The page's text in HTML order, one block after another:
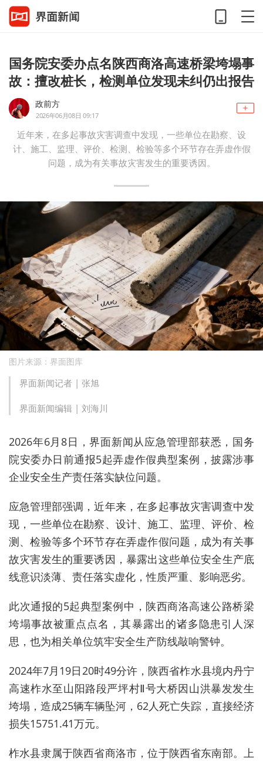
国务院安委办点名陕西商洛高速桥梁垮塌事
故：擅改桩长，检测单位发现未纠仍出报告
政前方
2026年06月08日 09:17
近年来，在多起事故灾害调查中发现，一些单位在勘察、设
计、施工、监理、评价、检测、检验等多个环节存在弄虚作假
问题，成为有关事故灾害发生的重要诱因。
图片来源：界面图库
界面新闻记者 | 张旭
界面新闻编辑 | 刘海川
2026年6月8日，界面新闻从应急管理部获悉，国务
院安委办日前通报5起弄虚作假典型案例，披露涉事
企业安全生产责任落实缺位问题。
应急管理部强调，近年来，在多起事故灾害调查中发
现，一些单位在勘察、设计、施工、监理、评价、检
测、检验等多个环节存在弄虚作假问题，成为有关事
故灾害发生的重要诱因，暴露出这些单位安全生产底
线意识淡薄、责任落实虚化，性质严重、影响恶劣。
此次通报的5起典型案例中，陕西商洛高速公路桥梁
垮塌事故被重点点名，其暴露出的诸多隐患引人深
思，也为相关单位筑牢安全生产防线敲响警钟。
2024年7月19日20时49分许 ， 陕西省柞水县境内丹宁
高速柞水至山阳路段严坪村Ⅱ号大桥因山洪暴发发生
垮塌，造成25辆车辆坠河，62人死亡失踪，直接经济
损失15751.41万元。
柞水县隶属于陕西省商洛市，位于陕西省东南部。上